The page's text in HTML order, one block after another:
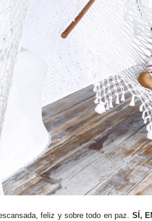
feliz y sobre todo en paz. SÍ,